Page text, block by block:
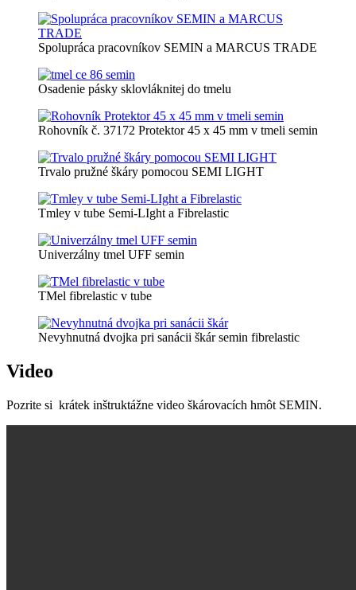
Spolupráca pracovníkov SEMIN a MARCUS TRADE
Osadenie pásky sklovláknitej do tmelu
Rohovník č. 37172 Protektor 45 x 45 mm v tmeli semin
Trvalo pružné škáry pomocou SEMI LIGHT
Tmley v tube Semi-LIght a Fibrelastic
Univerzálny tmel UFF semin
TMel fibrelastic v tube
Nevyhnutná dvojka pri sanácii škár semin fibrelastic
Video
Pozrite si krátek inštruktážne video škárovacích hmôt SEMIN.